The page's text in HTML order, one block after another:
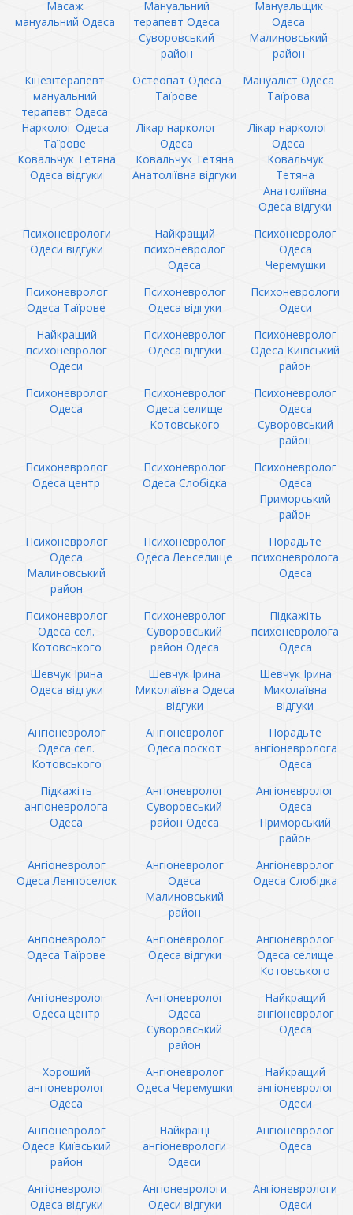
Масаж
мануальний Одеса
Мануальний
терапевт Одеса
Суворовський
район
Мануальщик
Одеса
Малиновський
район
Кінезітерапевт
мануальний
терапевт Одеса
Остеопат Одеса
Таїрове
Мануаліст Одеса
Таїрова
Нарколог Одеса
Таїрове
Лікар нарколог
Одеса
Лікар нарколог
Одеса
Ковальчук Тетяна
Одеса відгуки
Ковальчук Тетяна
Анатоліївна відгуки
Ковальчук
Тетяна
Анатоліївна
Одеса відгуки
Психоневрологи
Одеси відгуки
Найкращий
психоневролог
Одеса
Психоневролог
Одеса
Черемушки
Психоневролог
Одеса Таїрове
Психоневролог
Одеса відгуки
Психоневрологи
Одеси
Найкращий
психоневролог
Одеси
Психоневролог
Одеса відгуки
Психоневролог
Одеса Київський
район
Психоневролог
Одеса
Психоневролог
Одеса селище
Котовського
Психоневролог
Одеса
Суворовський
район
Психоневролог
Одеса центр
Психоневролог
Одеса Слобідка
Психоневролог
Одеса
Приморський
район
Психоневролог
Одеса
Малиновський
район
Психоневролог
Одеса Ленселище
Порадьте
психоневролога
Одеса
Психоневролог
Одеса сел.
Котовського
Психоневролог
Суворовський
район Одеса
Підкажіть
психоневролога
Одеса
Шевчук Ірина
Одеса відгуки
Шевчук Ірина
Миколаївна Одеса
відгуки
Шевчук Ірина
Миколаївна
відгуки
Ангіоневролог
Одеса сел.
Котовського
Ангіоневролог
Одеса поскот
Порадьте
ангіоневролога
Одеса
Підкажіть
ангіоневролога
Одеса
Ангіоневролог
Суворовський
район Одеса
Ангіоневролог
Одеса
Приморський
район
Ангіоневролог
Одеса Ленпоселок
Ангіоневролог
Одеса
Малиновський
район
Ангіоневролог
Одеса Слобідка
Ангіоневролог
Одеса Таїрове
Ангіоневролог
Одеса відгуки
Ангіоневролог
Одеса селище
Котовського
Ангіоневролог
Одеса центр
Ангіоневролог
Одеса
Суворовський
район
Найкращий
ангіоневролог
Одеса
Хороший
ангіоневролог
Одеса
Ангіоневролог
Одеса Черемушки
Найкращий
ангіоневролог
Одеси
Ангіоневролог
Одеса Київський
район
Найкращі
ангіоневрологи
Одеси
Ангіоневролог
Одеса
Ангіоневролог
Одеса відгуки
Ангіоневрологи
Одеси відгуки
Ангіоневрологи
Одеси